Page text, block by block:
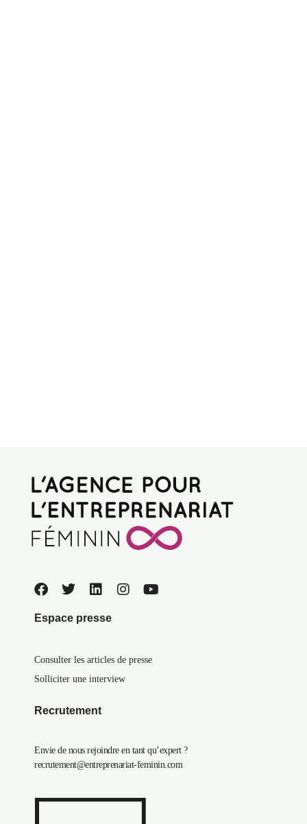
Espace presse
Consulter les articles de presse
Solliciter une interview
Recrutement
Envie de nous rejoindre en tant qu’expert ?
recrutement@entreprenariat-feminin.com